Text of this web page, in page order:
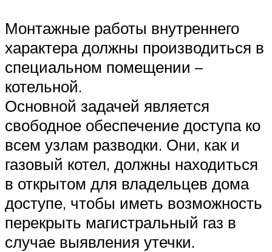
Монтажные работы внутреннего
характера должны производиться в
специальном помещении –
котельной.
Основной задачей является
свободное обеспечение доступа ко
всем узлам разводки. Они, как и
газовый котел, должны находиться
в открытом для владельцев дома
доступе, чтобы иметь возможность
перекрыть магистральный газ в
случае выявления утечки.